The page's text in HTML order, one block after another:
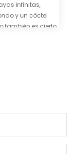
infinitas,
y un cóctel
también es cierto.